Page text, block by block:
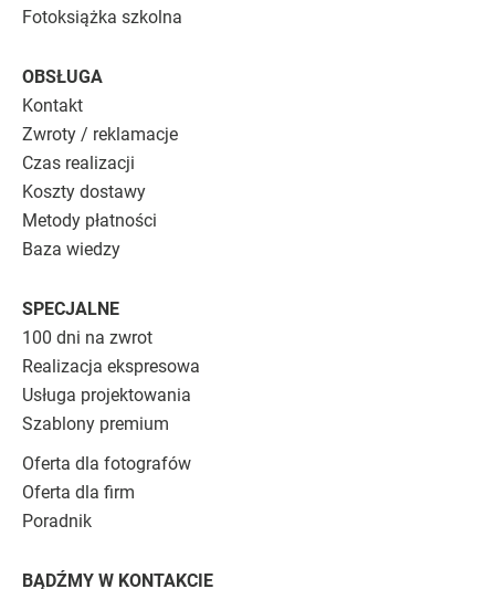
Fotoksiążka szkolna
OBSŁUGA
Kontakt
Zwroty / reklamacje
Czas realizacji
Koszty dostawy
Metody płatności
Baza wiedzy
SPECJALNE
100 dni na zwrot
Realizacja ekspresowa
Usługa projektowania
Szablony premium
Oferta dla fotografów
Oferta dla firm
Poradnik
BĄDŹMY W KONTAKCIE